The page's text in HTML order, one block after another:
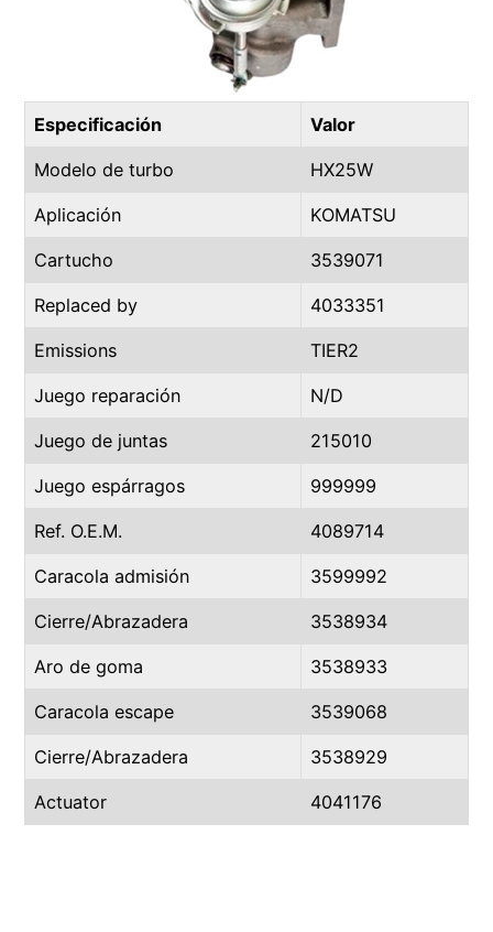
Especificación Valor
Modelo de turbo HX25W
Aplicación KOMATSU
Cartucho 3539071
Replaced by 4033351
Emissions TIER2
Juego reparación N/D
Juego de juntas 215010
Juego espárragos 999999
Ref. O.E.M. 4089714
Caracola admisión 3599992
Cierre/Abrazadera 3538934
Aro de goma 3538933
Caracola escape 3539068
Cierre/Abrazadera 3538929
Actuator 4041176